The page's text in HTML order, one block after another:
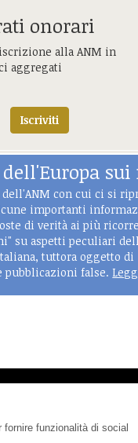
onorari
alla ANM in
aggregati
Iscriviti
dell'Europa
dell'ANM con cui ci si
importanti
di verità ai più
su aspetti peculiari
tuttora oggetto di
pubblicazioni false.
funzionalità di social